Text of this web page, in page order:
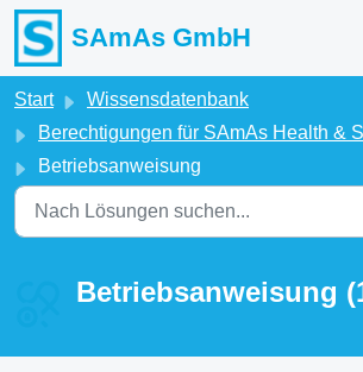
Zum hauptsächlichen Inhalt gehen
SAmAs GmbH
Start
Wissensdatenbank
Berechtigungen für SAmAs Health &
Betriebsanweisung
Betriebsanweisung